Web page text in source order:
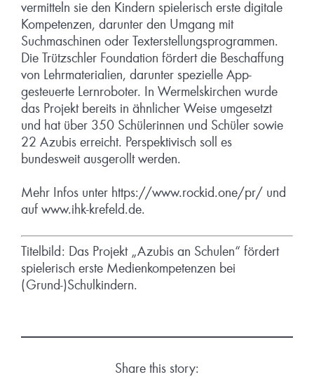
vermitteln sie den Kindern spielerisch erste digitale
Kompetenzen, darunter den Umgang mit
Suchmaschinen oder Texterstellungsprogrammen.
Die Trützschler Foundation fördert die Beschaffung
von Lehrmaterialien, darunter spezielle App-
gesteuerte Lernroboter. In Wermelskirchen wurde
das Projekt bereits in ähnlicher Weise umgesetzt
und hat über 350 Schülerinnen und Schüler sowie
22 Azubis erreicht. Perspektivisch soll es
bundesweit ausgerollt werden.
Mehr Infos unter https://www.rockid.one/pr/ und
auf www.ihk-krefeld.de.
Titelbild: Das Projekt „Azubis an Schulen“ fördert
spielerisch erste Medienkompetenzen bei
(Grund-)Schulkindern.
Share this story: